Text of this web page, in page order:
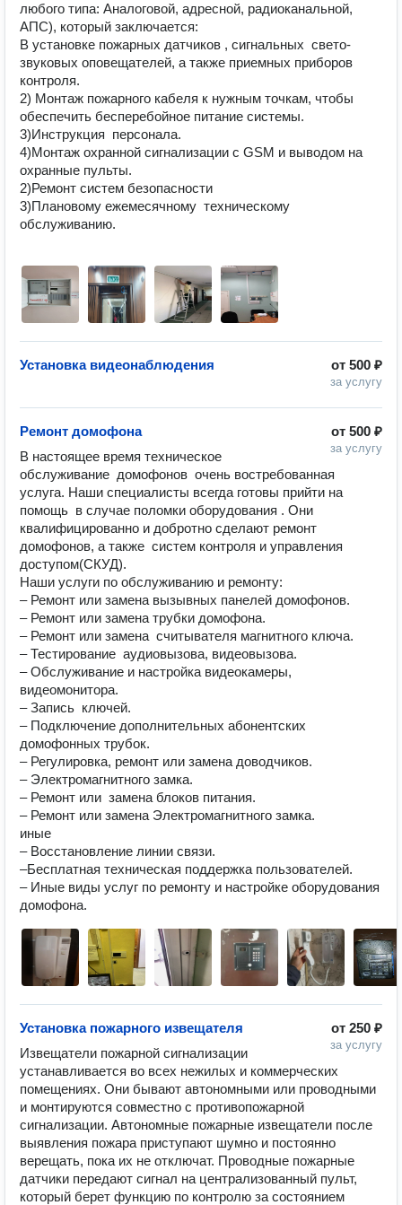
любого типа: Аналоговой, адресной, радиоканальной,
АПС), который заключается:
В установке пожарных датчиков , сигнальных  свето-
звуковых оповещателей, а также приемных приборов
контроля.
2) Монтаж пожарного кабеля к нужным точкам, чтобы
обеспечить бесперебойное питание системы.
3)Инструкция  персонала.
4)Монтаж охранной сигнализации с GSM и выводом на
охранные пульты.
2)Ремонт систем безопасности
3)Плановому ежемесячному  техническому
обслуживанию.
от 500 ₽
за услугу
Установка видеонаблюдения
от 500 ₽
за услугу
Ремонт домофона
В настоящее время техническое
обслуживание  домофонов  очень востребованная
услуга. Наши специалисты всегда готовы прийти на
помощь  в случае поломки оборудования . Они
квалифицированно и добротно сделают ремонт
домофонов, а также  систем контроля и управления
доступом(СКУД).
Наши услуги по обслуживанию и ремонту:
– Ремонт или замена вызывных панелей домофонов.
– Ремонт или замена трубки домофона.
– Ремонт или замена  считывателя магнитного ключа.
– Тестирование  аудиовызова, видеовызова.
– Обслуживание и настройка видеокамеры,
видеомонитора.
– Запись  ключей.
– Подключение дополнительных абонентских
домофонных трубок.
– Регулировка, ремонт или замена доводчиков.
– Электромагнитного замка.
– Ремонт или  замена блоков питания.
– Ремонт или замена Электромагнитного замка.
иные
– Восстановление линии связи.
–Бесплатная техническая поддержка пользователей.
– Иные виды услуг по ремонту и настройке оборудования
от 250 ₽
за услугу
Установка пожарного извещателя
Извещатели пожарной сигнализации
устанавливается во всех нежилых и коммерческих
помещениях. Они бывают автономными или проводными
и монтируются совместно с противопожарной
сигнализации. Автономные пожарные извещатели после
выявления пожара приступают шумно и постоянно
верещать, пока их не отключат. Проводные пожарные
датчики передают сигнал на централизованный пульт,
который берет функцию по контролю за состоянием